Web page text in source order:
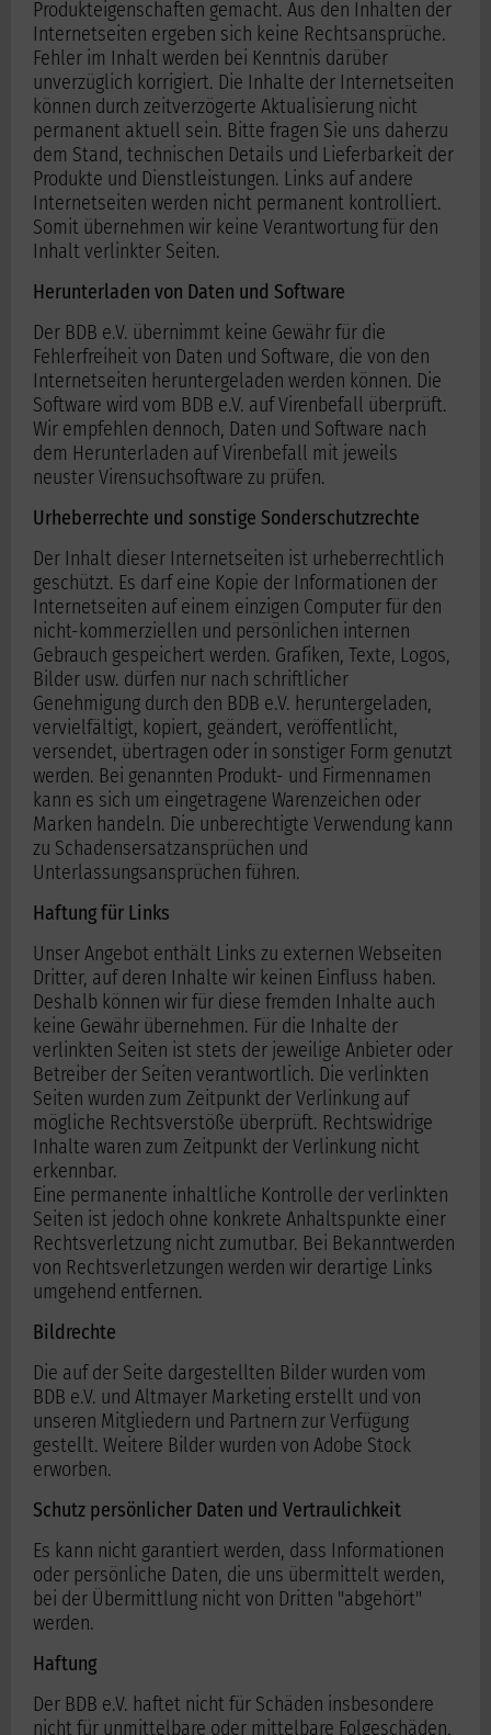
Produkteigenschaften gemacht. Aus den Inhalten der
Internetseiten ergeben sich keine Rechtsansprüche.
Fehler im Inhalt werden bei Kenntnis darüber
unverzüglich korrigiert. Die Inhalte der Internetseiten
können durch zeitverzögerte Aktualisierung nicht
permanent aktuell sein. Bitte fragen Sie uns daherzu
dem Stand, technischen Details und Lieferbarkeit der
Produkte und Dienstleistungen. Links auf andere
Internetseiten werden nicht permanent kontrolliert.
Somit übernehmen wir keine Verantwortung für den
Inhalt verlinkter Seiten.
Herunterladen von Daten und Software
Der BDB e.V. übernimmt keine Gewähr für die
Fehlerfreiheit von Daten und Software, die von den
Internetseiten heruntergeladen werden können. Die
Software wird vom BDB e.V. auf Virenbefall überprüft.
Wir empfehlen dennoch, Daten und Software nach
dem Herunterladen auf Virenbefall mit jeweils
neuster Virensuchsoftware zu prüfen.
Urheberrechte und sonstige Sonderschutzrechte
Der Inhalt dieser Internetseiten ist urheberrechtlich
geschützt. Es darf eine Kopie der Informationen der
Internetseiten auf einem einzigen Computer für den
nicht-kommerziellen und persönlichen internen
Gebrauch gespeichert werden. Grafiken, Texte, Logos,
Bilder usw. dürfen nur nach schriftlicher
Genehmigung durch den BDB e.V. heruntergeladen,
vervielfältigt, kopiert, geändert, veröffentlicht,
versendet, übertragen oder in sonstiger Form genutzt
werden. Bei genannten Produkt- und Firmennamen
kann es sich um eingetragene Warenzeichen oder
Marken handeln. Die unberechtigte Verwendung kann
zu Schadensersatzansprüchen und
Unterlassungsansprüchen führen.
Haftung für Links
Unser Angebot enthält Links zu externen Webseiten
Dritter, auf deren Inhalte wir keinen Einfluss haben.
Deshalb können wir für diese fremden Inhalte auch
keine Gewähr übernehmen. Für die Inhalte der
verlinkten Seiten ist stets der jeweilige Anbieter oder
Betreiber der Seiten verantwortlich. Die verlinkten
Seiten wurden zum Zeitpunkt der Verlinkung auf
mögliche Rechtsverstöße überprüft. Rechtswidrige
Inhalte waren zum Zeitpunkt der Verlinkung nicht
erkennbar.
Eine permanente inhaltliche Kontrolle der verlinkten
Seiten ist jedoch ohne konkrete Anhaltspunkte einer
Rechtsverletzung nicht zumutbar. Bei Bekanntwerden
von Rechtsverletzungen werden wir derartige Links
umgehend entfernen.
Bildrechte
Die auf der Seite dargestellten Bilder wurden vom
BDB e.V. und Altmayer Marketing erstellt und von
unseren Mitgliedern und Partnern zur Verfügung
gestellt. Weitere Bilder wurden von Adobe Stock
erworben.
Schutz persönlicher Daten und Vertraulichkeit
Es kann nicht garantiert werden, dass Informationen
oder persönliche Daten, die uns übermittelt werden,
bei der Übermittlung nicht von Dritten "abgehört"
werden.
Haftung
Der BDB e.V. haftet nicht für Schäden insbesondere
nicht für unmittelbare oder mittelbare Folgeschäden,